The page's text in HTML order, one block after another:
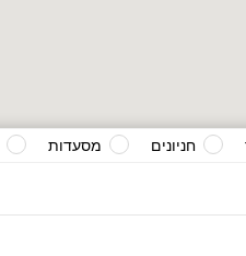
חניונים מסעדות